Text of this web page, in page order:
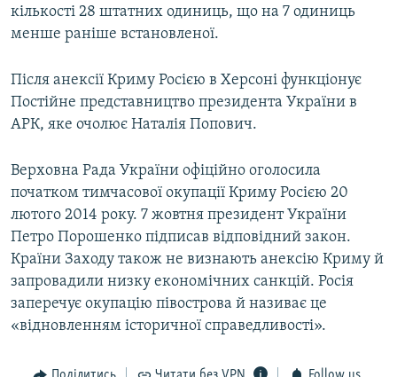
кількості 28 штатних одиниць, що на 7 одиниць
менше раніше встановленої.
Після анексії Криму Росією в Херсоні функціонує
Постійне представництво президента України в
АРК, яке очолює Наталія Попович.
Верховна Рада України офіційно оголосила
початком тимчасової окупації Криму Росією 20
лютого 2014 року. 7 жовтня президент України
Петро Порошенко підписав відповідний закон.
Країни Заходу також не визнають анексію Криму й
запровадили низку економічних санкцій. Росія
заперечує окупацію півострова й називає це
«відновленням історичної справедливості».